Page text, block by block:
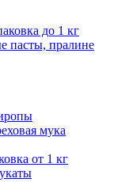
до 1 кг
пасты, пралине
мука
от 1 кг